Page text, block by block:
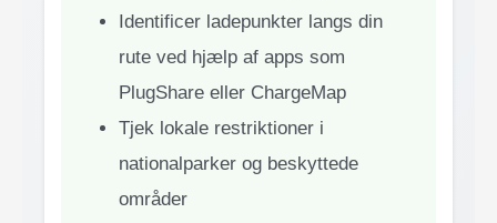
Identificer ladepunkter langs din
rute ved hjælp af apps som
PlugShare eller ChargeMap
Tjek lokale restriktioner i
nationalparker og beskyttede
områder